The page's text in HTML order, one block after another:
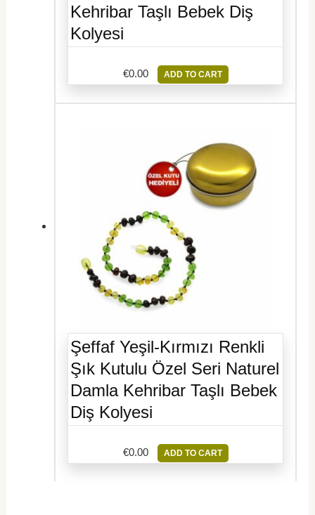
Kehribar Taşlı Bebek Diş
Kolyesi
€0.00 ADD TO CART
Şeffaf Yeşil-Kırmızı Renkli
Şık Kutulu Özel Seri Naturel
Damla Kehribar Taşlı Bebek
Diş Kolyesi
€0.00 ADD TO CART